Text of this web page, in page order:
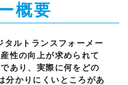
概要
タルトランスフォーメー
性の向上が求められて
あり、実際に何をどの
分かりにくいところがあ